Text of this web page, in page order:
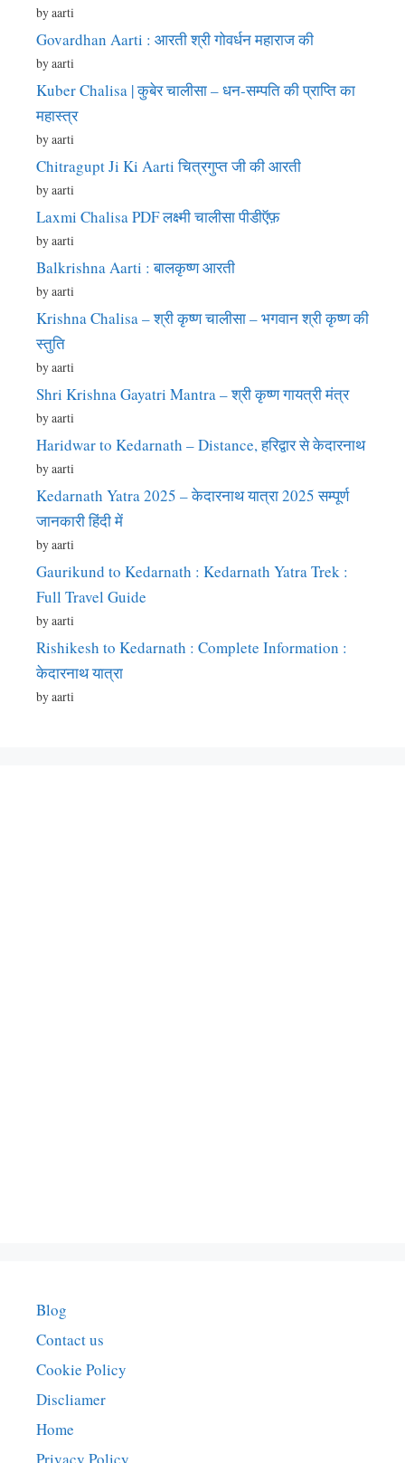
by aarti
Govardhan Aarti : आरती श्री गोवर्धन महाराज की
by aarti
Kuber Chalisa | कुबेर चालीसा – धन-सम्पति की प्राप्ति का
महास्त्र
by aarti
Chitragupt Ji Ki Aarti चित्रगुप्त जी की आरती
by aarti
Laxmi Chalisa PDF लक्ष्मी चालीसा पीडीऍफ़
by aarti
Balkrishna Aarti : बालकृष्ण आरती
by aarti
Krishna Chalisa – श्री कृष्ण चालीसा – भगवान श्री कृष्ण की
स्तुति
by aarti
Shri Krishna Gayatri Mantra – श्री कृष्ण गायत्री मंत्र
by aarti
Haridwar to Kedarnath – Distance, हरिद्वार से केदारनाथ
by aarti
Kedarnath Yatra 2025 – केदारनाथ यात्रा 2025 सम्पूर्ण
जानकारी हिंदी में
by aarti
Gaurikund to Kedarnath : Kedarnath Yatra Trek :
Full Travel Guide
by aarti
Rishikesh to Kedarnath : Complete Information :
केदारनाथ यात्रा
by aarti
Blog
Contact us
Cookie Policy
Discliamer
Home
Privacy Policy